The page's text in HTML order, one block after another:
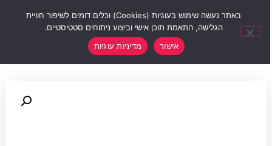
באתר נעשה שימוש בעוגיות (Cookies) וכלים דומים לשיפור חוויית
הגלישה, התאמת תוכן אישי וביצוע ניתוחים סטטיסטיים.
אישור
מדיניות עוגיות